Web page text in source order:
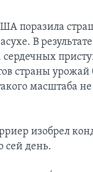
поразила
В
страны
масштаба
изобрел
сей день.